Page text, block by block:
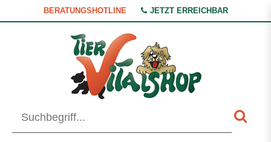
BERATUNGSHOTLINE JETZT ERREICHBAR